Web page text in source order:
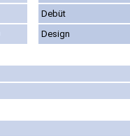
Debüt
Design